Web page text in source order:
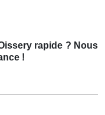
rapide ? Nous
!